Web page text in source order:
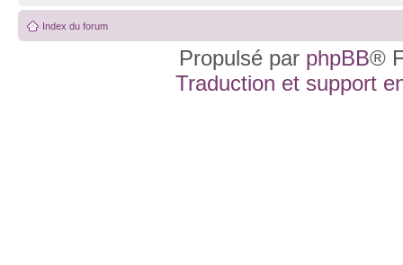
Index du forum
Propulsé par phpBB®
Traduction et support